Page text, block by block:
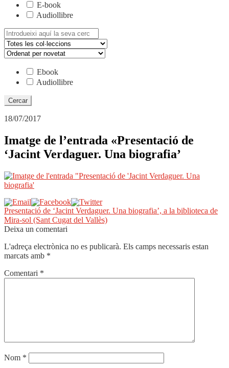
E-book
Audiollibre
Cerca:
Ebook
Audiollibre
18/07/2017
Imatge de l’entrada «Presentació de
‘Jacint Verdaguer. Una biografia’
Navegació
d'entrades
Entrada
anterior:
Presentació de ‘Jacint Verdaguer. Una biografia’, a la biblioteca de
Mira-sol (Sant Cugat del Vallès)
Deixa un comentari
L'adreça electrònica no es publicarà. Els camps necessaris estan
marcats amb *
Comentari *
Nom *